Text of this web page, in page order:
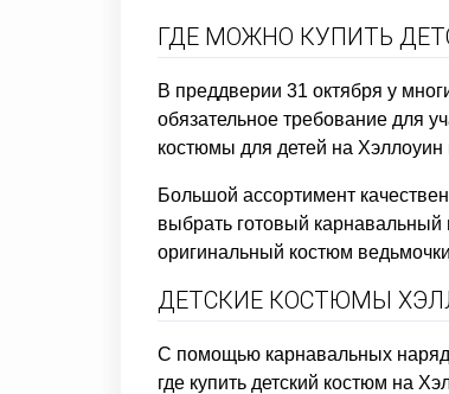
ГДЕ МОЖНО КУПИТЬ
В преддверии 31 октября у
обязательное требование для
костюмы для детей на
Большой ассортимент
выбрать готовый карнавальный
оригинальный костюм
ДЕТСКИЕ КОСТЮМЫ
С помощью карнавальных
где купить детский костюм на